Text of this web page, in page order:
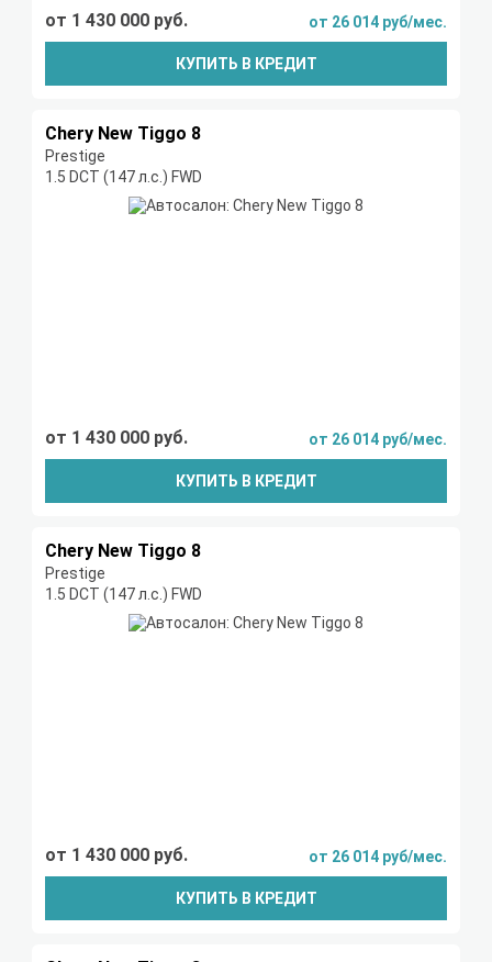
от 1 430 000 руб. от 26 014 руб/мес.
КУПИТЬ В КРЕДИТ
Chery New Tiggo 8
Prestige
1.5 DCT (147 л.с.) FWD
от 1 430 000 руб. от 26 014 руб/мес.
КУПИТЬ В КРЕДИТ
Chery New Tiggo 8
Prestige
1.5 DCT (147 л.с.) FWD
от 1 430 000 руб. от 26 014 руб/мес.
КУПИТЬ В КРЕДИТ